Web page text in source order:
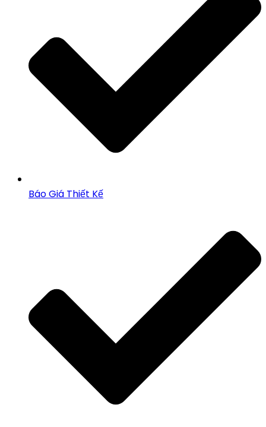
Báo Giá Thiết Kế